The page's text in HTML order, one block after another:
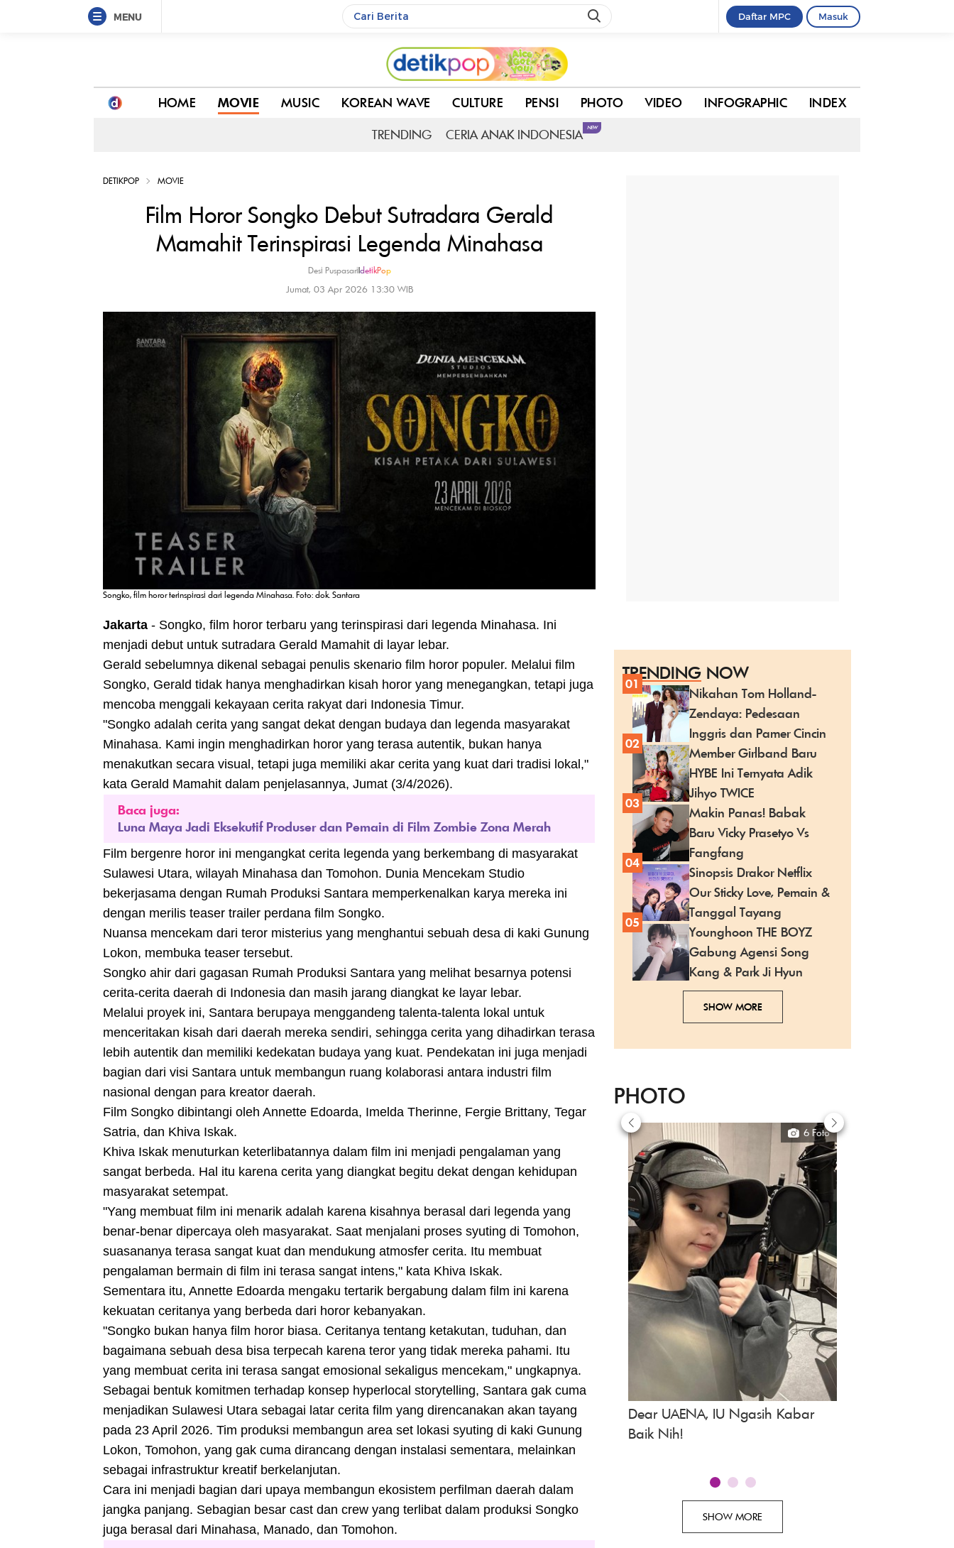
MENU Daftar MPC Masuk
HOME MOVIE MUSIC KOREAN WAVE CULTURE PENSI PHOTO VIDEO INFOGRAPHIC
INDEX
TRENDING
CERIA ANAK INDONESIA NEW
Film Horor Songko Debut Sutradara Gerald Mamahit Terinspirasi Legenda Minahasa 0 komentar BAGIKAN
DETIKPOP MOVIE
Film Horor Songko Debut Sutradara Gerald
Mamahit Terinspirasi Legenda Minahasa
Desi Puspasari|detikPop
Jumat, 03 Apr 2026 13:30 WIB
Songko, film horor terinspirasi dari legenda Minahasa. Foto: dok. Santara
Jakarta - Songko, film horor terbaru yang terinspirasi dari legenda Minahasa. Ini
menjadi debut untuk sutradara Gerald Mamahit di layar lebar.
Gerald sebelumnya dikenal sebagai penulis skenario film horor populer. Melalui film
Songko, Gerald tidak hanya menghadirkan kisah horor yang menegangkan, tetapi juga
mencoba menggali kekayaan cerita rakyat dari Indonesia Timur.
"Songko adalah cerita yang sangat dekat dengan budaya dan legenda masyarakat
Minahasa. Kami ingin menghadirkan horor yang terasa autentik, bukan hanya
menakutkan secara visual, tetapi juga memiliki akar cerita yang kuat dari tradisi lokal,"
kata Gerald Mamahit dalam penjelasannya, Jumat (3/4/2026).
Baca juga:
Luna Maya Jadi Eksekutif Produser dan Pemain di Film Zombie Zona Merah
Film bergenre horor ini mengangkat cerita legenda yang berkembang di masyarakat
Sulawesi Utara, wilayah Minahasa dan Tomohon. Dunia Mencekam Studio
bekerjasama dengan Rumah Produksi Santara memperkenalkan karya mereka ini
dengan merilis teaser trailer perdana film Songko.
Nuansa mencekam dari teror misterius yang menghantui sebuah desa di kaki Gunung
Lokon, membuka teaser tersebut.
Songko ahir dari gagasan Rumah Produksi Santara yang melihat besarnya potensi
cerita-cerita daerah di Indonesia dan masih jarang diangkat ke layar lebar.
Melalui proyek ini, Santara berupaya menggandeng talenta-talenta lokal untuk
menceritakan kisah dari daerah mereka sendiri, sehingga cerita yang dihadirkan terasa
lebih autentik dan memiliki kedekatan budaya yang kuat. Pendekatan ini juga menjadi
bagian dari visi Santara untuk membangun ruang kolaborasi antara industri film
nasional dengan para kreator daerah.
Film Songko dibintangi oleh Annette Edoarda, Imelda Therinne, Fergie Brittany, Tegar
Satria, dan Khiva Iskak.
Khiva Iskak menuturkan keterlibatannya dalam film ini menjadi pengalaman yang
sangat berbeda. Hal itu karena cerita yang diangkat begitu dekat dengan kehidupan
masyarakat setempat.
"Yang membuat film ini menarik adalah karena kisahnya berasal dari legenda yang
benar-benar dipercaya oleh masyarakat. Saat menjalani proses syuting di Tomohon,
suasananya terasa sangat kuat dan mendukung atmosfer cerita. Itu membuat
pengalaman bermain di film ini terasa sangat intens," kata Khiva Iskak.
Sementara itu, Annette Edoarda mengaku tertarik bergabung dalam film ini karena
kekuatan ceritanya yang berbeda dari horor kebanyakan.
"Songko bukan hanya film horor biasa. Ceritanya tentang ketakutan, tuduhan, dan
bagaimana sebuah desa bisa terpecah karena teror yang tidak mereka pahami. Itu
yang membuat cerita ini terasa sangat emosional sekaligus mencekam," ungkapnya.
Sebagai bentuk komitmen terhadap konsep hyperlocal storytelling, Santara gak cuma
menjadikan Sulawesi Utara sebagai latar cerita film yang direncanakan akan tayang
pada 23 April 2026. Tim produksi membangun area set lokasi syuting di kaki Gunung
Lokon, Tomohon, yang gak cuma dirancang dengan instalasi sementara, melainkan
sebagai infrastruktur kreatif berkelanjutan.
Cara ini menjadi bagian dari upaya membangun ekosistem perfilman daerah dalam
jangka panjang. Sebagian besar cast dan crew yang terlibat dalam produksi Songko
juga berasal dari Minahasa, Manado, dan Tomohon.
TRENDING NOW
01
Nikahan Tom Holland-
Zendaya: Pedesaan
Inggris dan Pamer Cincin
02
Member Girlband Baru
HYBE Ini Ternyata Adik
Jihyo TWICE
03
Makin Panas! Babak
Baru Vicky Prasetyo Vs
Fangfang
04
Sinopsis Drakor Netflix
Our Sticky Love, Pemain &
Tanggal Tayang
05
Younghoon THE BOYZ
Gabung Agensi Song
Kang & Park Ji Hyun
SHOW MORE
PHOTO
6 Foto
Dear UAENA, IU Ngasih Kabar
Baik Nih!
SHOW MORE